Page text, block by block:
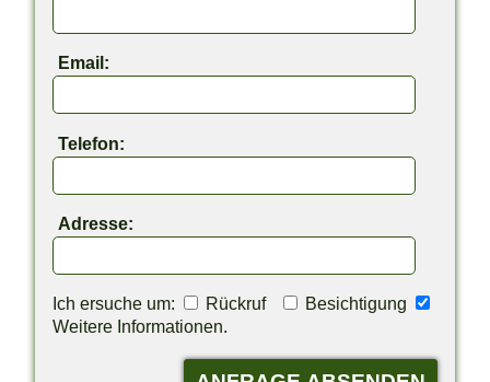
Email:
Telefon:
Adresse:
Ich ersuche um: Rückruf
Besichtigung
Weitere Informationen.